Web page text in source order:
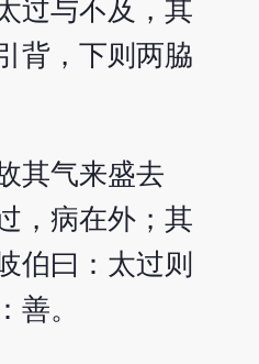
过与不及，其
背，下则两脇
其气来盛去
，病在外；其
伯曰：太过则
善。